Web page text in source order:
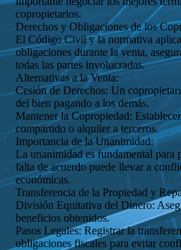
copropietarios.
Derechos y Obligaciones de los
El Código Civil y la normativa
obligaciones durante la venta,
todas las partes involucradas.
Alternativas a la Venta:
Cesión de Derechos: Un
del bien pagando a los demás.
Mantener la Copropiedad:
compartido o alquiler a terceros.
Importancia de la Unanimidad:
La unanimidad es fundamental para
falta de acuerdo puede llevar a
económicas.
Transferencia de la Propiedad y
División Equitativa del Dinero:
beneficios obtenidos.
Pasos Legales: Registrar la
obligaciones fiscales para evitar